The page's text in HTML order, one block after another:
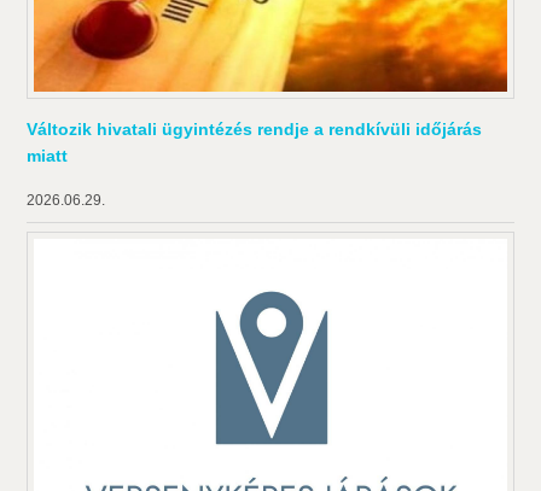
Változik hivatali ügyintézés rendje a rendkívüli időjárás
miatt
2026.06.29.